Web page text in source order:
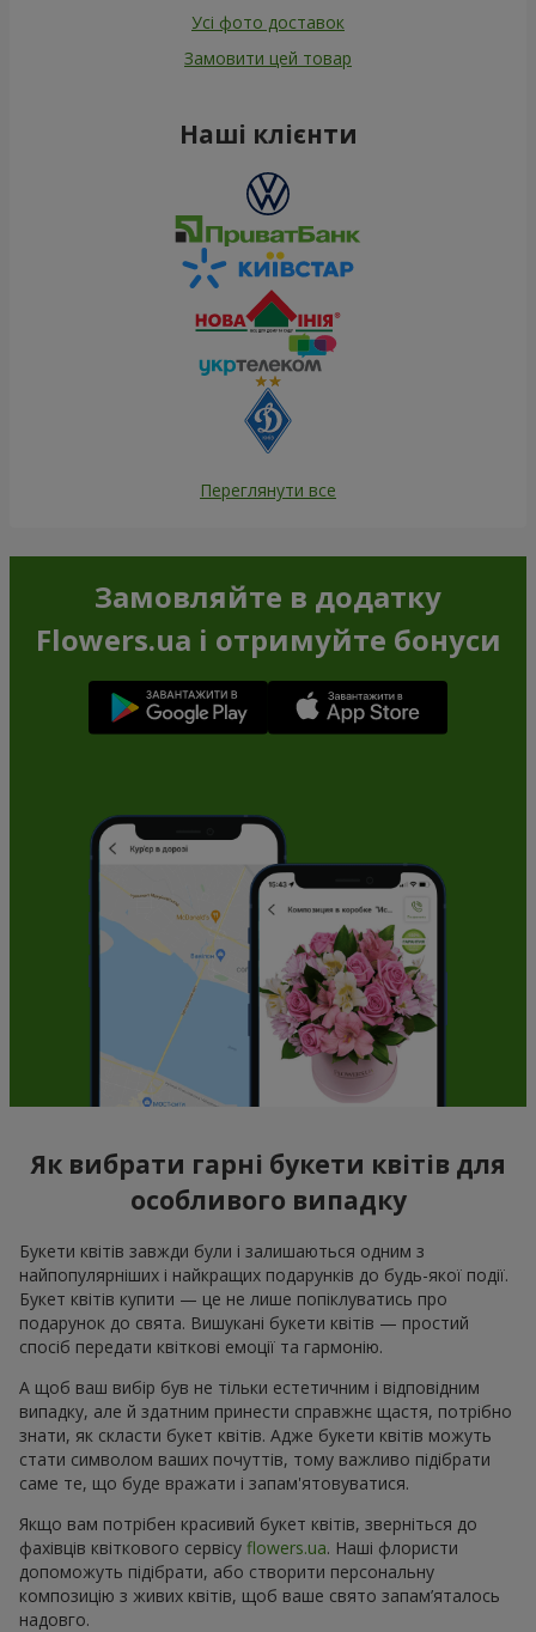
Усі фото доставок
Замовити цей товар
Наші клієнти
Переглянути все
Замовляйте в додатку
Flowers.ua і отримуйте бонуси
Як вибрати гарні букети квітів для
особливого випадку
Букети квітів завжди були і залишаються одним з
найпопулярніших і найкращих подарунків до будь-якої події.
Букет квітів купити — це не лише попіклуватись про
подарунок до свята. Вишукані букети квітів — простий
спосіб передати квіткові емоції та гармонію.
А щоб ваш вибір був не тільки естетичним і відповідним
випадку, але й здатним принести справжнє щастя, потрібно
знати, як скласти букет квітів. Адже букети квітів можуть
стати символом ваших почуттів, тому важливо підібрати
саме те, що буде вражати і запам'ятовуватися.
Якщо вам потрібен красивий букет квітів, зверніться до
фахівців квіткового сервісу flowers.ua. Наші флористи
допоможуть підібрати, або створити персональну
композицію з живих квітів, щоб ваше свято запам’яталось
надовго.